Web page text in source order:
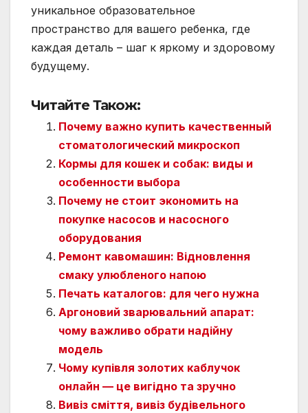
уникальное образовательное
пространство для вашего ребенка, где
каждая деталь – шаг к яркому и здоровому
будущему.
Читайте Також:
Почему важно купить качественный
стоматологический микроскоп
Кормы для кошек и собак: виды и
особенности выбора
Почему не стоит экономить на
покупке насосов и насосного
оборудования
Ремонт кавомашин: Відновлення
смаку улюбленого напою
Печать каталогов: для чего нужна
Аргоновий зварювальний апарат:
чому важливо обрати надійну
модель
Чому купівля золотих каблучок
онлайн — це вигідно та зручно
Вивіз сміття, вивіз будівельного